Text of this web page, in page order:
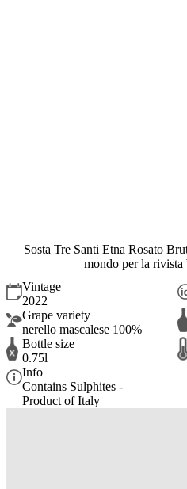
Sosta Tre Santi Etna Rosato
mondo per la rivista
Vintage
2022
Grape variety
nerello mascalese 100%
Bottle size
0.75l
Info
Contains Sulphites -
Product of Italy